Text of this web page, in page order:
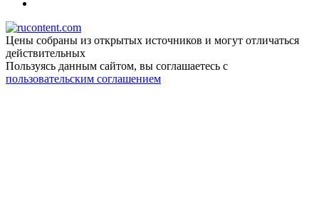
Цены собраны из открытых источников и могут отличаться
действительных
Пользуясь данным сайтом, вы соглашаетесь c
пользовательским соглашением